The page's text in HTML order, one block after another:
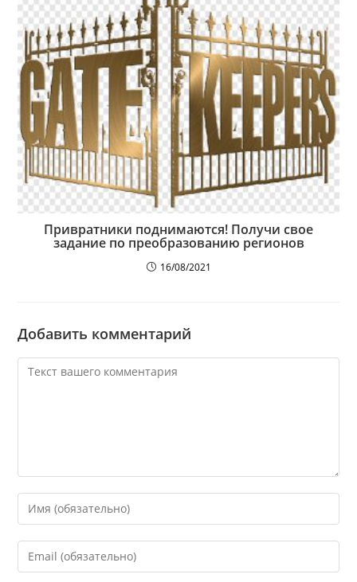
Привратники поднимаются! Получи свое
задание по преобразованию регионов
16/08/2021
Добавить комментарий